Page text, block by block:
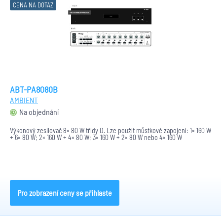
CENA NA DOTAZ
ABT-PA8080B
AMBIENT
Na objednání
Výkonový zesilovač 8× 80 W třídy D. Lze použít můstkové zapojení: 1× 160 W
+ 6× 80 W; 2× 160 W + 4× 80 W; 3× 160 W + 2× 80 W nebo 4× 160 W
Pro zobrazení ceny se přihlaste